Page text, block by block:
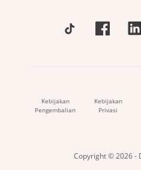
Kebijakan
Pengembalian
Kebijakan
Privasi
Copyright © 2026 -